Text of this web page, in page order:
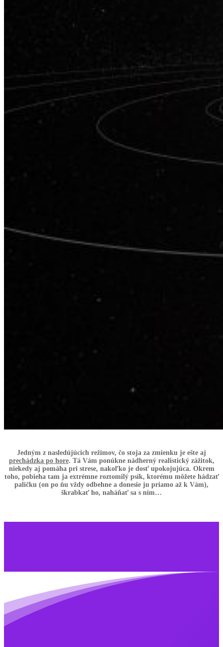
Jedným z nasledújúcich režimov, čo stoja za zmienku je ešte aj
prechádzka po hore. Tá Vám ponúkne nádherný realistický zážitok,
niekedy aj pomáha pri strese, nakoľko je dosť upokojujúca. Okrem
toho, pobieha tam ja extrémne roztomilý psík, ktorému môžete hádzať
paličku (on po ňu vždy odbehne a donesie ju priamo až k Vám),
škrabkať ho, naháňať sa s ním…